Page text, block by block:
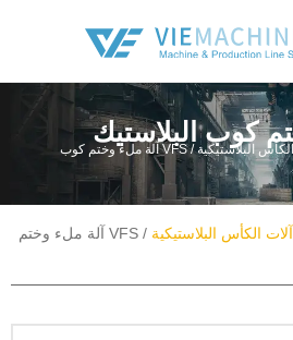
البلاستيكية
/ VFS آلة ملء وختم كوب
آلات الكأس البلاستيكية
/ VFS آلة ملء وختم